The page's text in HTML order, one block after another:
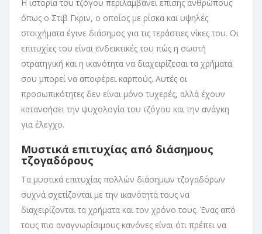
Η ιστορία του τζόγου περιλαμβάνει επίσης ανθρώπους
όπως ο Στιβ Γκριν, ο οποίος με ρίσκα και υψηλές
στοιχήματα έγινε διάσημος για τις τεράστιες νίκες του. Οι
επιτυχίες του είναι ενδεικτικές του πώς η σωστή
στρατηγική και η ικανότητα να διαχειρίζεσαι τα χρήματά
σου μπορεί να αποφέρει καρπούς. Αυτές οι
προσωπικότητες δεν είναι μόνο τυχερές, αλλά έχουν
κατανοήσει την ψυχολογία του τζόγου και την ανάγκη
για έλεγχο.
Μυστικά επιτυχίας από διάσημους
τζογαδόρους
Τα μυστικά επιτυχίας πολλών διάσημων τζογαδόρων
συχνά σχετίζονται με την ικανότητά τους να
διαχειρίζονται τα χρήματα και τον χρόνο τους. Ένας από
τους πιο αναγνωρίσιμους κανόνες είναι ότι πρέπει να